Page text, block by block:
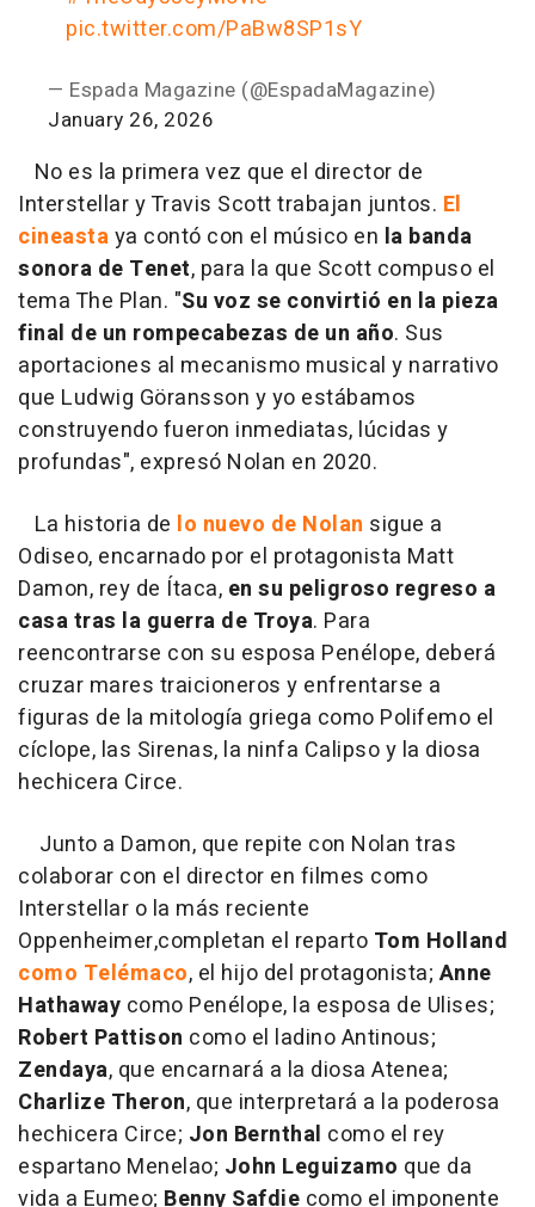
pic.twitter.com/PaBw8SP1sY
— Espada Magazine (@EspadaMagazine)
January 26, 2026
No es la primera vez que el director de
Interstellar y Travis Scott trabajan juntos. El
cineastaya contó con el músico en la banda
sonora de Tenet, para la que Scott compuso el
tema The Plan. "Su voz se convirtió en la pieza
final de un rompecabezas de un año. Sus
aportaciones al mecanismo musical y narrativo
que Ludwig Göransson y yo estábamos
construyendo fueron inmediatas, lúcidas y
profundas", expresó Nolan en 2020.
La historia de lo nuevo de Nolan sigue a
Odiseo, encarnado por el protagonista Matt
Damon, rey de Ítaca, en su peligroso regreso a
casa tras la guerra de Troya. Para
reencontrarse con su esposa Penélope, deberá
cruzar mares traicioneros y enfrentarse a
figuras de la mitología griega como Polifemo el
cíclope, las Sirenas, la ninfa Calipso y la diosa
hechicera Circe.
Junto a Damon, que repite con Nolan tras
colaborar con el director en filmes como
Interstellar o la más reciente
Oppenheimer,completan el reparto Tom Holland
como Telémaco, el hijo del protagonista; Anne
Hathaway como Penélope, la esposa de Ulises;
Robert Pattison como el ladino Antinous;
Zendaya, que encarnará a la diosa Atenea;
Charlize Theron, que interpretará a la poderosa
hechicera Circe; Jon Bernthal como el rey
espartano Menelao; John Leguizamo que da
vida a Eumeo; Benny Safdie como el imponente